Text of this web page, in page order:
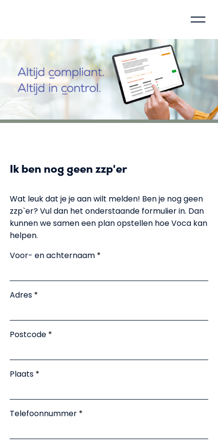
Beheersingsmodel
Over Voca
Maatschappelijke impact
Uitleg kostenverschil
Nieuws
Partners
Inloggen
NL EN
Ik ben nog geen zzp'er
Wat leuk dat je je aan wilt melden! Ben je nog geen
zzp`er? Vul dan het onderstaande formulier in. Dan
kunnen we samen een plan opstellen hoe Voca kan
helpen.
Voor- en achternaam
Adres
Postcode
Plaats
Telefoonnummer